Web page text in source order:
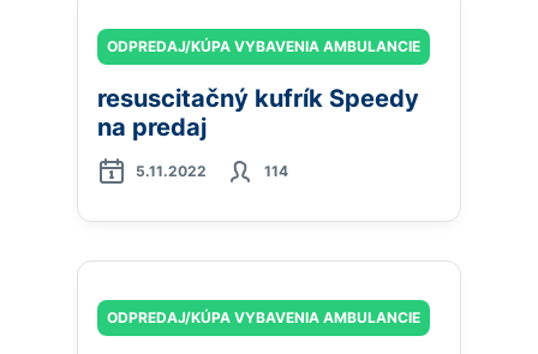
ODPREDAJ/KÚPA VYBAVENIA AMBULANCIE
resuscitačný kufrík Speedy
na predaj
5.11.2022 114
ODPREDAJ/KÚPA VYBAVENIA AMBULANCIE